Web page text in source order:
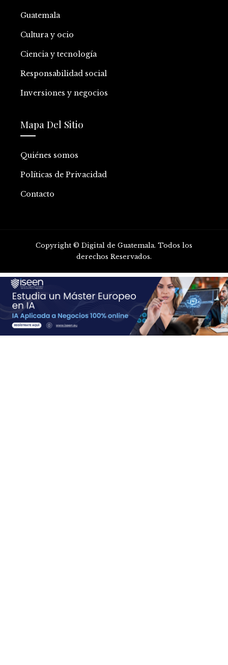
Guatemala
Cultura y ocio
Ciencia y tecnología
Responsabilidad social
Inversiones y negocios
Mapa Del Sitio
Quiénes somos
Políticas de Privacidad
Contacto
Copyright © Digital de Guatemala. Todos los
derechos Reservados.